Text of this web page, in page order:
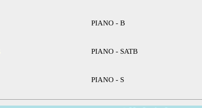
PIANO - B
PIANO - SATB
PIANO - S